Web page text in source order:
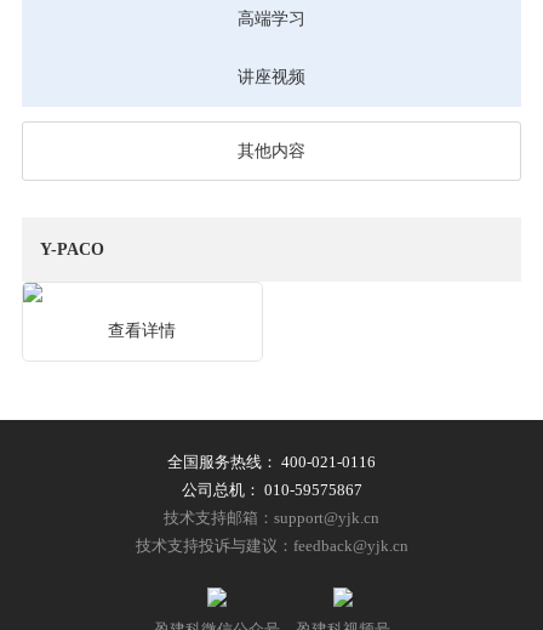
高端学习
讲座视频
其他内容
Y-PACO
查看详情
全国服务热线： 400-021-0116
公司总机： 010-59575867
技术支持邮箱：support@yjk.cn
技术支持投诉与建议：feedback@yjk.cn